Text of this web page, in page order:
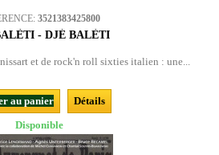
3521383425800
- DJÉ BALÈTI
et de rock'n roll sixties italien : une...
au panier
Détails
Disponible